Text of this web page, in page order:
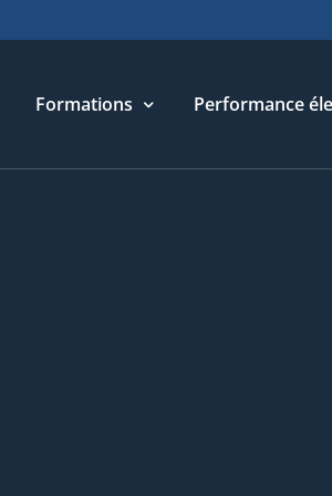
Formations Performance